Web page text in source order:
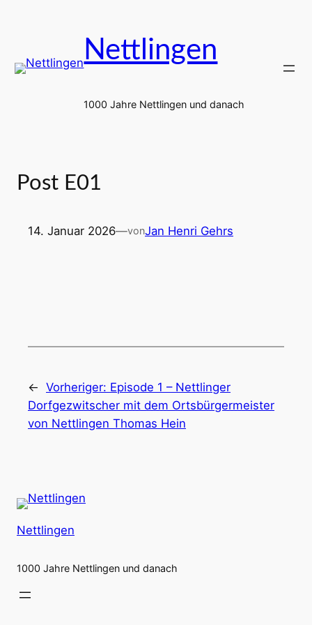
Nettlingen
1000 Jahre Nettlingen und danach
Post E01
14. Januar 2026—vonJan Henri Gehrs
← Vorheriger: Episode 1 – Nettlinger
Dorfgezwitscher mit dem Ortsbürgermeister
von Nettlingen Thomas Hein
Nettlingen
1000 Jahre Nettlingen und danach